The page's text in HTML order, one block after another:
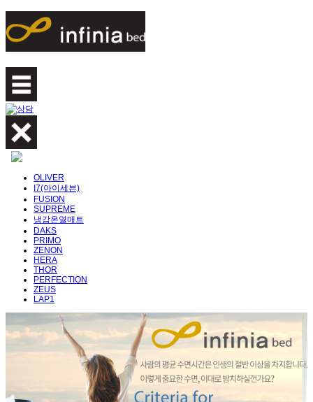
OLIVER
I7(아이세븐)
FUSION
SUPREME
냉감온열매트
DAKS
PRIMO
ZENON
HERA
THOR
PERFECTION
ZEUS
LAP1